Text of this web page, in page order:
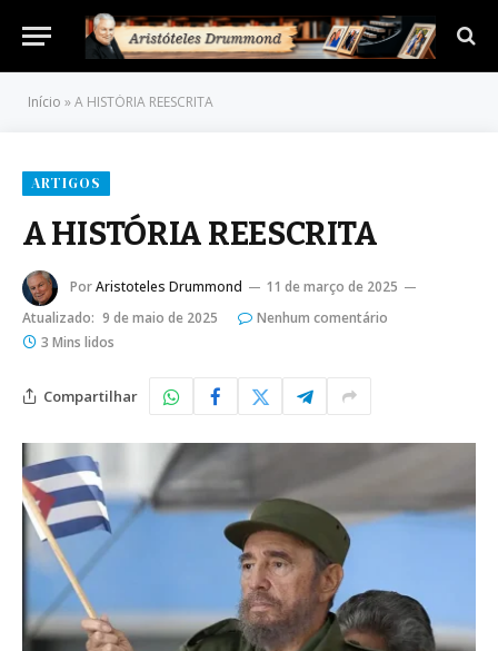
Início »A HISTÓRIA REESCRITA
ARTIGOS
A HISTÓRIA REESCRITA
PorAristoteles Drummond
11 de março de 2025
Atualizado: 9 de maio de 2025
Nenhum comentário
3 Mins lidos
Compartilhar